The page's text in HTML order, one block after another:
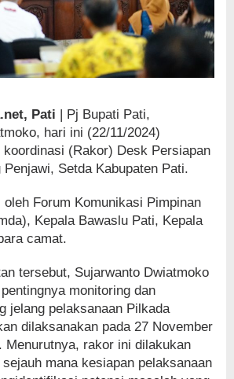
Pati | Pj Bupati Pati,
hari ini (22/11/2024)
koordinasi (Rakor) Desk Persiapan
Penjawi, Setda Kabupaten Pati.
oleh Forum Komunikasi Pimpinan
Kepala Bawaslu Pati, Kepala
camat.
tersebut, Sujarwanto Dwiatmoko
monitoring dan
jelang pelaksanaan Pilkada
dilaksanakan pada 27 November
Menurutnya, rakor ini dilakukan
mana kesiapan pelaksanaan